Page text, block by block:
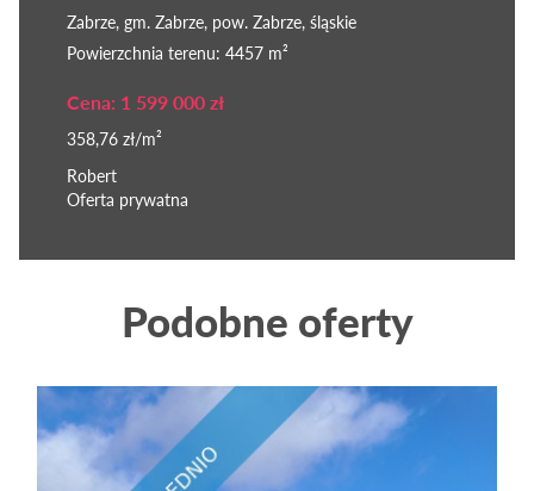
Zabrze, gm. Zabrze, pow. Zabrze, śląskie
Powierzchnia terenu: 4457 m²
Cena: 1 599 000 zł
358,76 zł/m²
Robert
Oferta prywatna
Podobne oferty